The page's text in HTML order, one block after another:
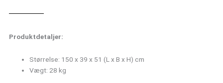
Produktdetaljer:
Størrelse: 150 x 39 x 51 (L x B x H) cm
Vægt: 28 kg